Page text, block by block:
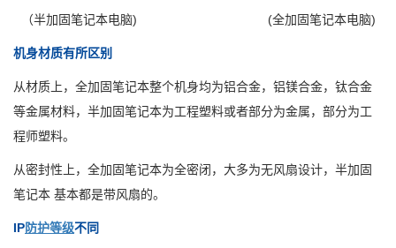
（半加固笔记本电脑) (全加固笔记本电脑)
机身材质有所区别
从材质上，全加固笔记本整个机身均为铝合金，铝镁合金，钛合金
等金属材料，半加固笔记本为工程塑料或者部分为金属，部分为工
程师塑料。
从密封性上，全加固笔记本为全密闭，大多为无风扇设计，半加固
笔记本 基本都是带风扇的。
IP防护等级不同